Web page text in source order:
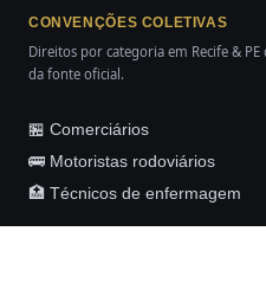
CONVENÇÕES COLETIVAS
Direitos por categoria em Recife &
da fonte oficial.
🏪 Comerciários
🚌 Motoristas rodoviários
🏥 Técnicos de enfermagem